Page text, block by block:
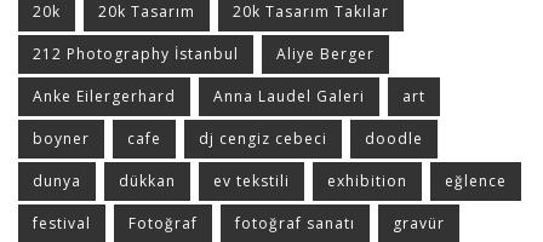
20k 20k Tasarım 20k Tasarım Takılar
212 Photography İstanbul Aliye Berger
Anke Eilergerhard Anna Laudel Galeri art
boyner cafe dj cengiz cebeci doodle
dunya dükkan ev tekstili exhibition eğlence
festival Fotoğraf fotoğraf sanatı gravür